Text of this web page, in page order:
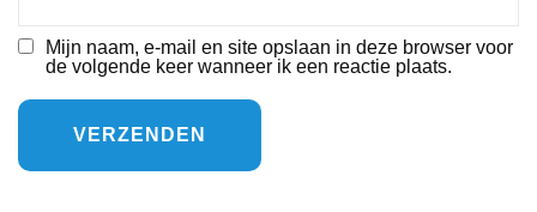
Mijn naam, e-mail en site opslaan in deze browser voor
de volgende keer wanneer ik een reactie plaats.